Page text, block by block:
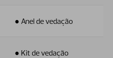
● Anel de vedação
● Kit de vedação